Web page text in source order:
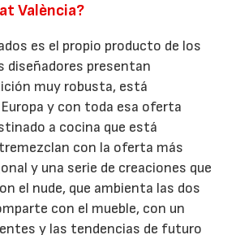
València?
es el propio producto de los
diseñadores presentan
muy robusta, está
y con toda esa oferta
a cocina que está
con la oferta más
y una serie de creaciones que
el nude, que ambienta las dos
con el mueble, con un
y las tendencias de futuro